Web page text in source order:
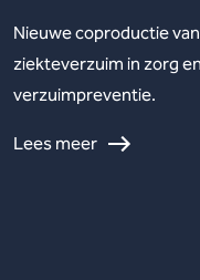
Nieuwe coproductie
ziekteverzuim in zorg
verzuimpreventie.
Lees meer